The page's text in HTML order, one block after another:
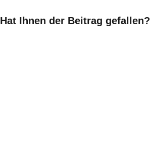
Hat Ihnen der Beitrag gefallen?